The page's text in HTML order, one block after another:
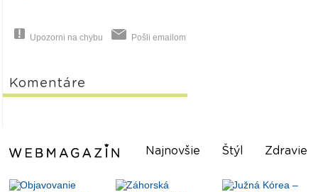
Upozorni na chybu Pošli emailom
Komentáre
Najnovšie Štýl Zdravie